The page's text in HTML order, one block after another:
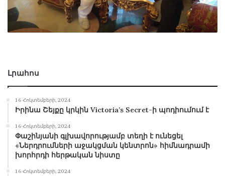
Լրահոս
16 Հոկտեմբերի, 2024
Իրինա Շեյքը կրկին Victoria’s Secret-ի պոդիումում է
16 Հոկտեմբերի, 2024
Փաշինյանի գլխավորությամբ տեղի է ունեցել
«Ներդրումների աջակցման կենտրոն» հիմնադրամի
խորհրդի հերթական նիստը
16 Հոկտեմբերի, 2024